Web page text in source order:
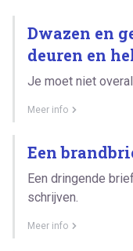
Dwazen en
deuren en
Je moet niet
Meer info
Een
Een dringende
schrijven.
Meer info